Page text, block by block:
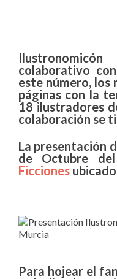
colaborativo
este número, los
páginas con la
18 ilustradores
colaboración se
La presentación
de Octubre
Ficciones
Para hojear el